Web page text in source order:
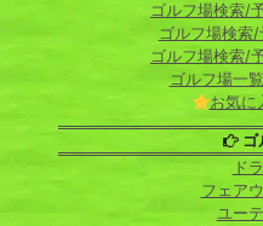
ゴルフ場検索/
ゴルフ場検索/
ゴルフ場検索/
ゴルフ場一
お気に
ゴ
ド
フェア
ユー